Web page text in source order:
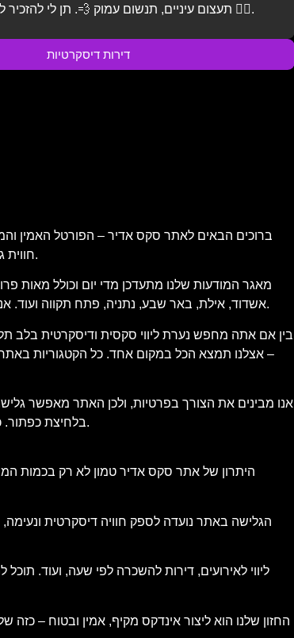
תעצום עיניים, תנשום עמוק 💨. תן לי להזכיר לך שאתה חשוב 💆‍♂️.
דירות דיסקרטיות
ברוכים הבאים לאתר סקס אדיר – הפורטל האמין
חווית גלישה נעימה, מהירה ובטוחה, תוך הקפדה על פרטיות המשתמש, עדכניות התוכן ואימות כל מודעה ומודעה באתר.
מאגר המודעות שלנו מתעדכן מדי יום וכולל מאות
אשדוד, אילת, באר שבע, נתניה, פתח תקווה ועוד. אנו בודקים כל מודעה שמפורסמת, כדי להבטיח מידע מדויק ואמין, ולהעניק לך שקט נפשי וביטחון בבחירת השירות.
בין אם אתה מחפש נערת ליווי סקסית ודיסקרטית בלב תל
– אצלנו תמצא הכל במקום אחד. כל הקטגוריות באתר
אנו מבינים את הצורך בפרטיות, ולכן האתר מאפשר
בלחיצת כפתור. כמו כן, ניתן לשמור מודעות מועדפות, להוסיף לרשימת צפייה ולבצע סינון חכם שיתאים בדיוק למה שאתה מחפש.
היתרון של אתר סקס אדיר טמון לא רק בכמות
הגלישה באתר נועדה לספק חוויה דיסקרטית
החזון שלנו הוא ליצור אינדקס מקיף, אמין ובטוח –